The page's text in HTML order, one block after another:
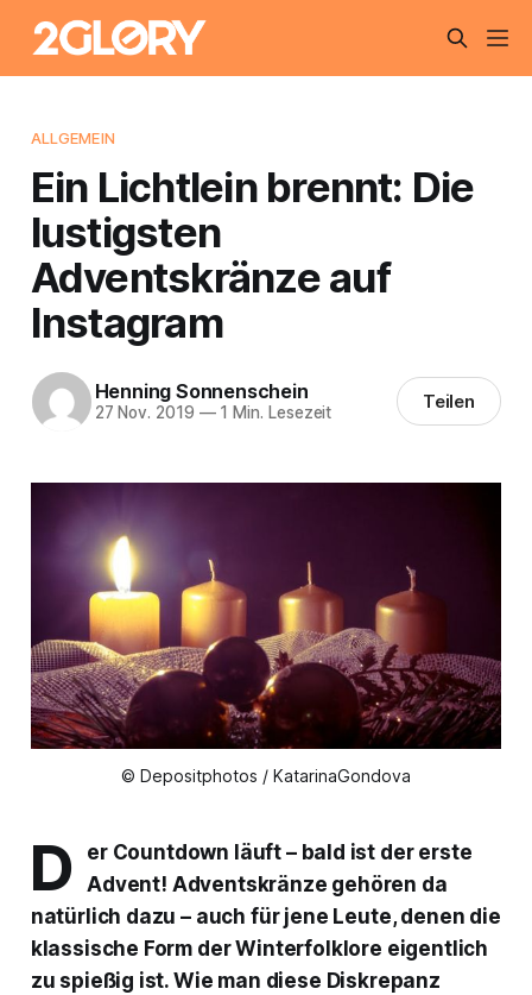
ALLGEMEIN
Ein Lichtlein brennt: Die
lustigsten
Adventskränze auf
Instagram
Henning Sonnenschein
27 Nov. 2019 —1 Min. Lesezeit Teilen
© Depositphotos / KatarinaGondova
D
er Countdown läuft – bald ist der erste
Advent! Adventskränze gehören da
natürlich dazu – auch für jene Leute, denen die
klassische Form der Winterfolklore eigentlich
zu spießig ist. Wie man diese Diskrepanz